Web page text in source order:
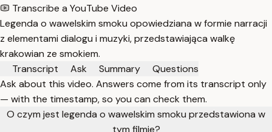
Transcribe a YouTube Video
Legenda o wawelskim smoku opowiedziana w formie narracji
z elementami dialogu i muzyki, przedstawiająca walkę
krakowian ze smokiem.
Transcript
Ask Summary
Questions
Ask about this video. Answers come from its transcript only
— with the timestamp, so you can check them.
O czym jest legenda o wawelskim smoku przedstawiona w
tym filmie?